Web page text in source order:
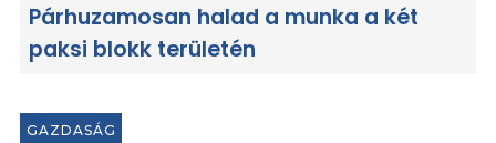
Párhuzamosan halad a munka a két
paksi blokk területén
GAZDASÁG